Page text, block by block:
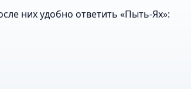
них удобно ответить «Пыть-Ях»: